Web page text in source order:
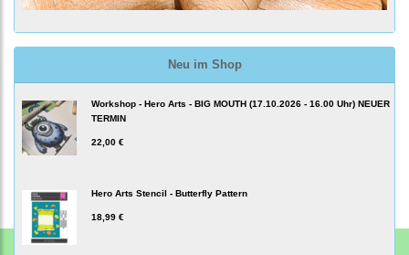
Neu im Shop
Workshop - Hero Arts - BIG MOUTH (17.10.2026 - 16.00 Uhr) NEUER
TERMIN
22,00 €
Hero Arts Stencil - Butterfly Pattern
18,99 €